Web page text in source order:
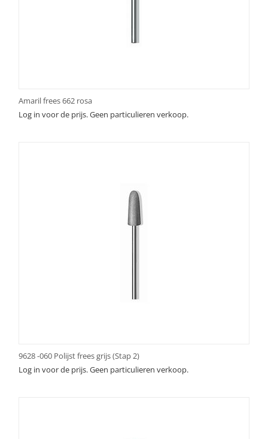
Amaril frees 662 rosa
Log in voor de prijs. Geen particulieren verkoop.
9628 -060 Polijst frees grijs (Stap 2)
Log in voor de prijs. Geen particulieren verkoop.